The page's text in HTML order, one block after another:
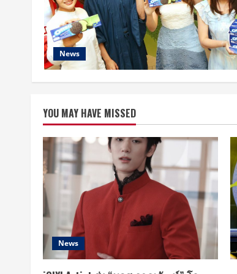
News
YOU MAY HAVE MISSED
News